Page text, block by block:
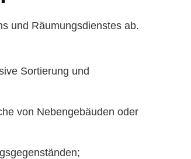
und Räumungsdienstes ab.
Sortierung und
von Nebengebäuden oder